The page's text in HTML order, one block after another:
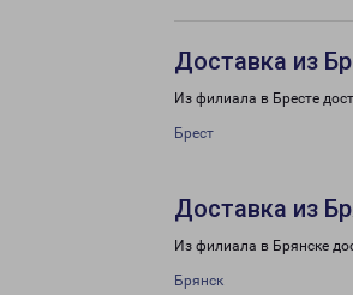
Доставка из
Из филиала в Бресте
Брест
Доставка из
Из филиала в Брянске
Брянск